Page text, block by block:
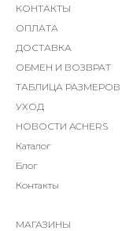
КОНТАКТЫ
ОПЛАТА
ДОСТАВКА
ОБМЕН И ВОЗВРАТ
ТАБЛИЦА РАЗМЕРОВ
УХОД
НОВОСТИ ACHERS
Каталог
Блог
Контакты
МАГАЗИНЫ